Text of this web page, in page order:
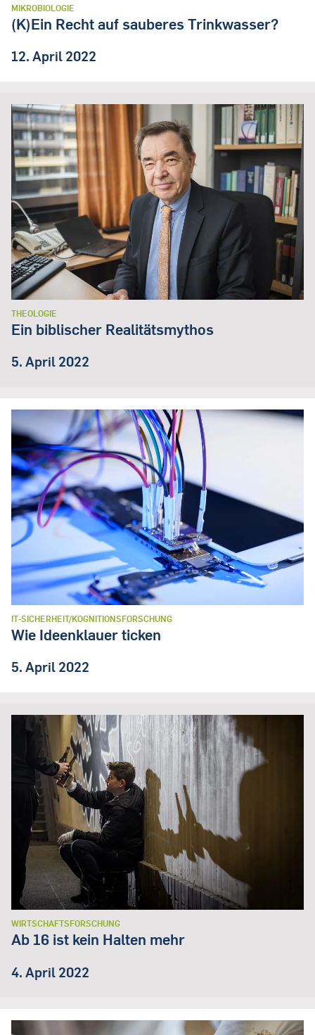
MIKROBIOLOGIE
(K)Ein Recht auf sauberes Trinkwasser?
12. April 2022
THEOLOGIE
Ein biblischer Realitätsmythos
5. April 2022
IT-SICHERHEIT/KOGNITIONSFORSCHUNG
Wie Ideenklauer ticken
5. April 2022
WIRTSCHAFTSFORSCHUNG
Ab 16 ist kein Halten mehr
4. April 2022